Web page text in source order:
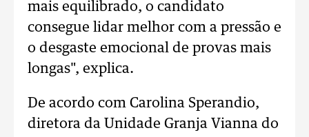
mais equilibrado, o candidato
consegue lidar melhor com a pressão e
o desgaste emocional de provas mais
longas", explica.
De acordo com Carolina Sperandio,
diretora da Unidade Granja Vianna do